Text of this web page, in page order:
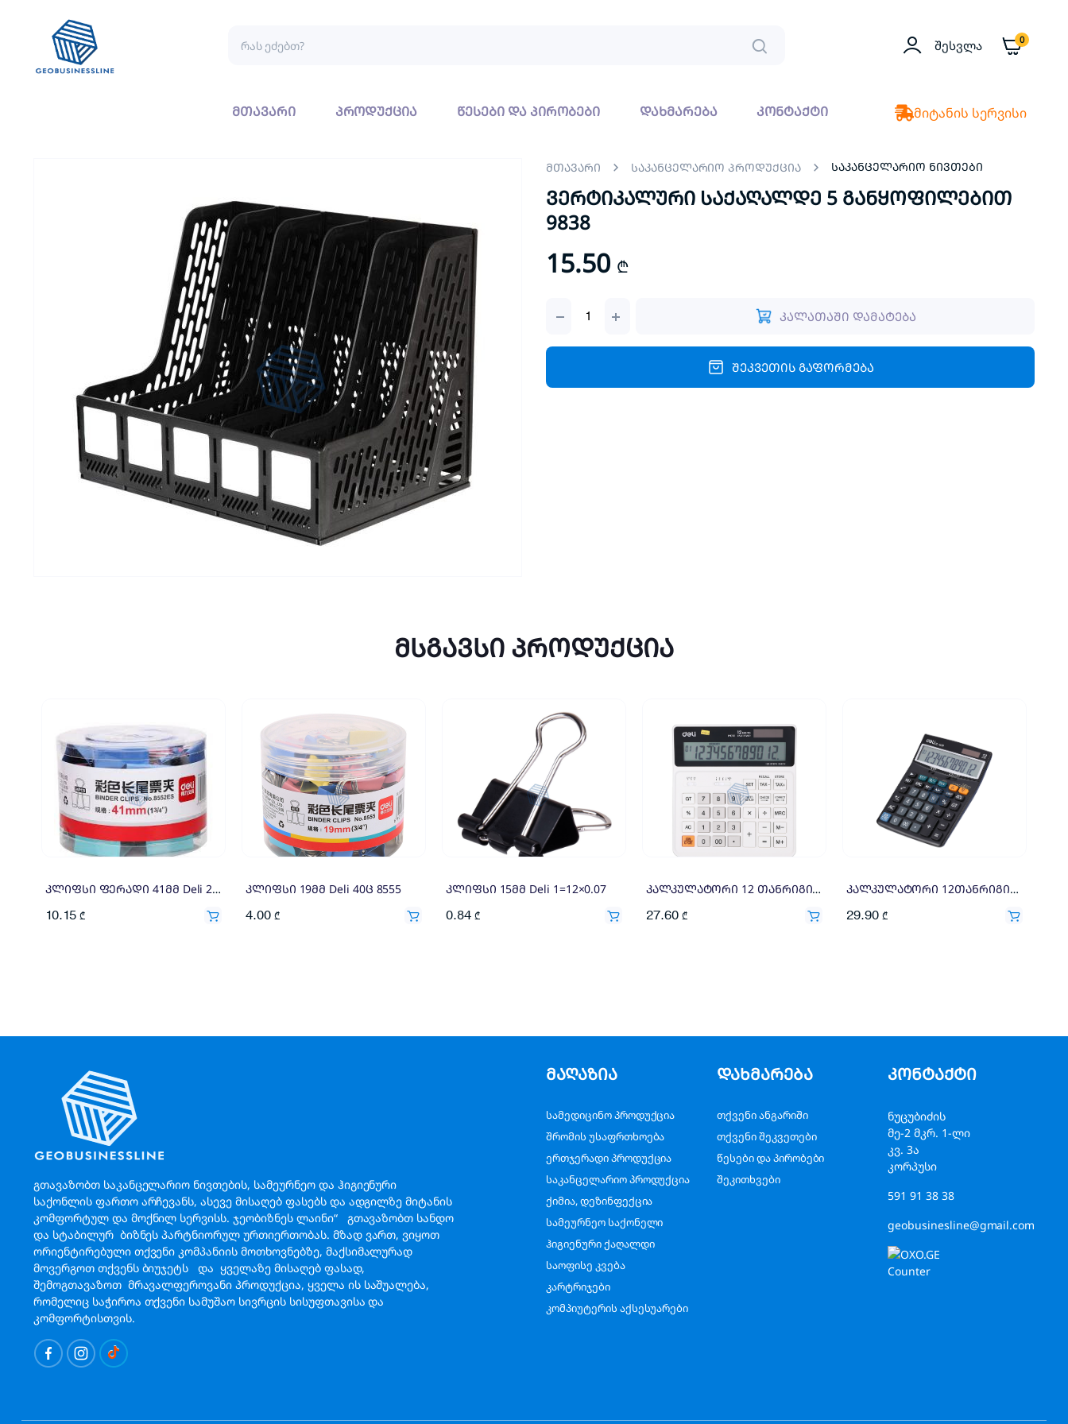
Შესვლა 0
მთავარი პროდუქცია წესები და პირობები დახმარება კონტაქტი მიტანის სერვისი
მთავარი საკანცელარიო პროდუქცია საკანცელარიო ნივთები
ვერტიკალური საქაღალდე 5 განყოფილებით
9838
15.50 ₾
საქაღალდე
განყოფილებით
კალათაში დამატება
შეკვეთის გაფორმება
მსგავსი პროდუქცია
კლიფსი ფერადი 41მმ Deli 24ც 8552
10.15 ₾
კლიფსი 19მმ Deli 40ც 8555
4.00 ₾
კლიფსი 15მმ Deli 1=12×0.07
0.84 ₾
კალკულატორი 12 თანრიგიანი Deli 150.2×160.4×33მმ M01010
27.60 ₾
კალკულატორი 12თანრიგიანი DELI 1630
29.90 ₾
გთავაზობთ საკანცელარიო ნივთების, სამეურნეო და ჰიგიენური
საქონლის ფართო არჩევანს, ასევე მისაღებ ფასებს და ადგილზე მიტანის
კომფორტულ და მოქნილ სერვისს. ჯეობიზნეს ლაინი“ გთავაზობთ სანდო
და სტაბილურ ბიზნეს პარტნიორულ ურთიერთობას. მზად ვართ, ვიყოთ
ორიენტირებული თქვენი კომპანიის მოთხოვნებზე, მაქსიმალურად
მოვერგოთ თქვენს ბიუჯეტს და ყველაზე მისაღებ ფასად,
შემოგთავაზოთ მრავალფეროვანი პროდუქცია, ყველა ის საშუალება,
რომელიც საჭიროა თქვენი სამუშაო სივრცის სისუფთავისა და
კომფორტისთვის.
მაღაზია
სამედიცინო პროდუქცია
შრომის უსაფრთხოება
ერთჯერადი პროდუქცია
საკანცელარიო პროდუქცია
ქიმია, დეზინფექცია
სამეურნეო საქონელი
ჰიგიენური ქაღალდი
საოფისე კვება
კარტრიჯები
კომპიუტერის აქსესუარები
დახმარება
თქვენი ანგარიში
თქვენი შეკვეთები
წესები და პირობები
შეკითხვები
კონტაქტი
ნუცუბიძის
მე-2 მკრ. 1-ლი
კვ. 3ა
კორპუსი
591 91 38 38
geobusinesline@gmail.com